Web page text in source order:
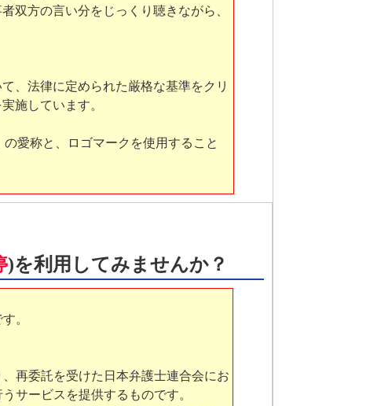
双方の言い分をじっくり聴きながら、
、法律に定められた厳格な基準をクリ
施しています。
愛称と、ロゴマークを使用すること
)を利用してみませんか？
。
再委託を受けた日本弁護士連合会にお
サービスを提供するものです。